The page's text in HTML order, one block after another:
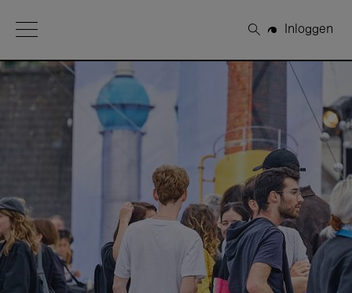
Open Menu
Zoeken
Inloggen